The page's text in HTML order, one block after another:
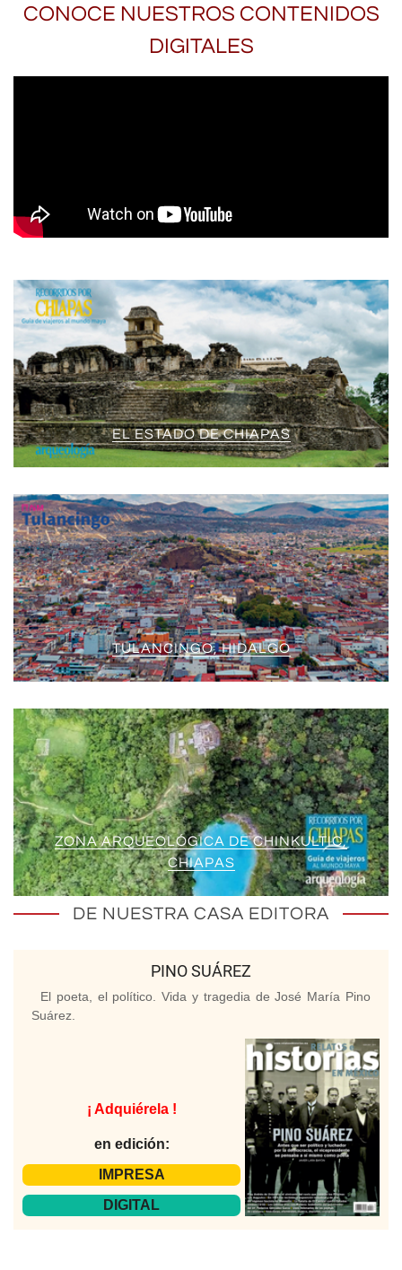
CONOCE NUESTROS CONTENIDOS
DIGITALES
EL ESTADO DE CHIAPAS
TULANCINGO, HIDALGO
ZONA ARQUEOLÓGICA DE CHINKULTIC,
CHIAPAS
DE NUESTRA CASA EDITORA
PINO SUÁREZ
El poeta, el político. Vida y tragedia de José María Pino
Suárez.
¡ Adquiérela !
en edición:
IMPRESA
DIGITAL